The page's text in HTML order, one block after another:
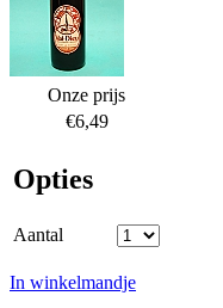
Onze prijs
€6,49
Opties
Aantal
In winkelmandje